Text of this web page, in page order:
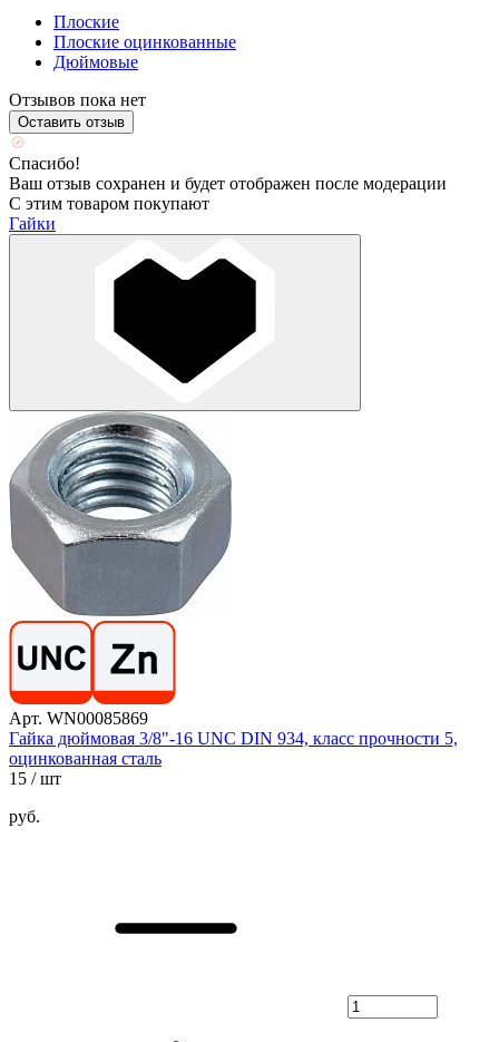
Плоские
Плоские оцинкованные
Дюймовые
Отзывов пока нет
Оставить отзыв
Спасибо!
Ваш отзыв сохранен и будет отображен после модерации
С этим товаром покупают
Гайки
Арт. WN00085869
Гайка дюймовая 3/8"-16 UNC DIN 934, класс прочности 5,
оцинкованная сталь
15 / шт
руб.